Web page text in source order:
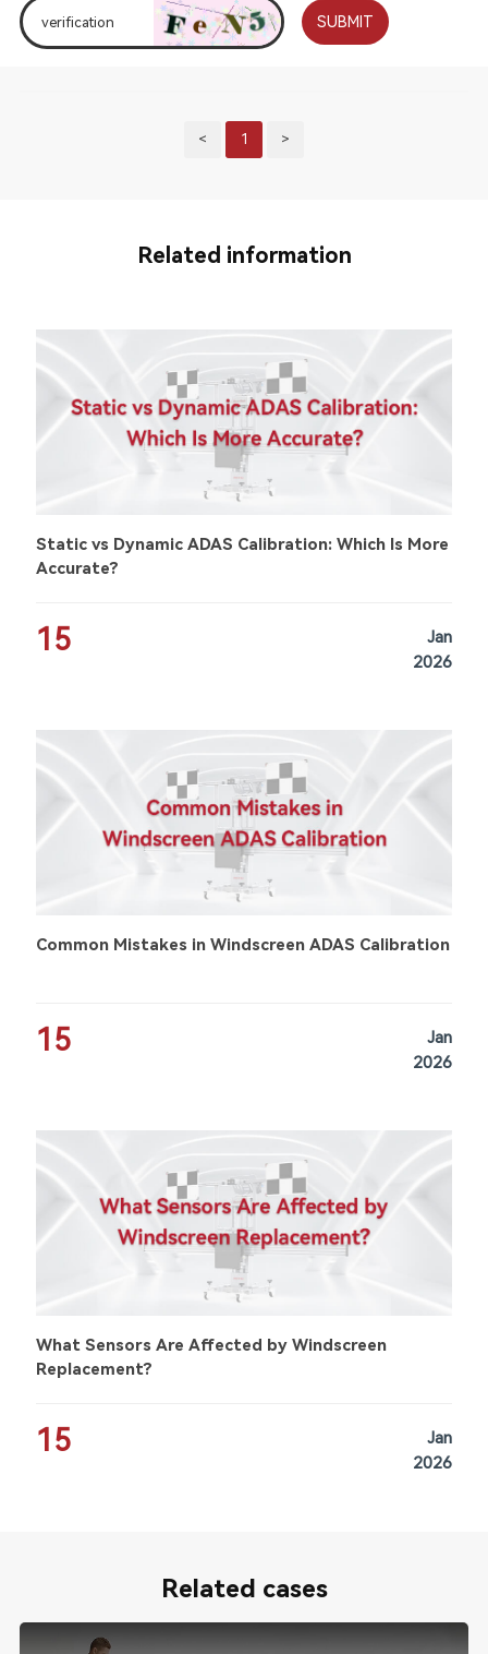
SUBMIT
< 1 >
Related information
Static vs Dynamic ADAS Calibration: Which Is More
Accurate?
15
Jan
2026
Common Mistakes in Windscreen ADAS Calibration
15
Jan
2026
What Sensors Are Affected by Windscreen
Replacement?
15
Jan
2026
Related cases